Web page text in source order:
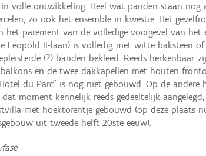
volle ontwikkeling. Heel wat panden staan nog
zo ook het ensemble in kwestie. Het
het parement van de volledige voorgevel van het
Leopold II-laan) is volledig met witte baksteen of
(?) banden bekleed. Reeds herkenbaar
balkons en de twee dakkapellen met houten
du Parc" is nog niet gebouwd. Op de andere
moment kennelijk reeds gedeeltelijk aangelegd,
met hoektorentje gebouwd (op deze plaats
uit tweede helft 20ste eeuw).